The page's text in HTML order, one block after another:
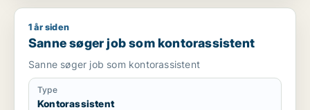
Sanne søger job som kontorassistent
1 år siden
Sanne søger job som kontorassistent
Sanne søger job som kontorassistent
Type
Kontorassistent